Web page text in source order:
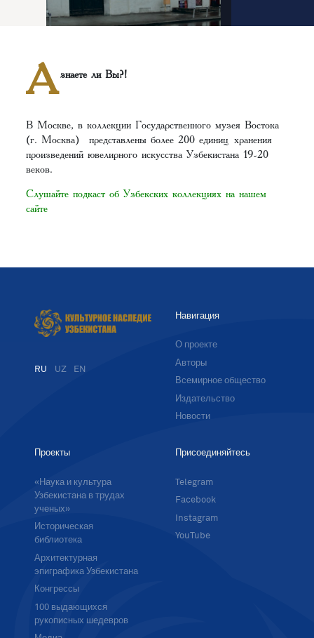
А знаете ли Вы?!
В Москве, в коллекции Государственного музея Востока
(г. Москва) представлены более 200 единиц хранения
произведений ювелирного искусства Узбекистана 19-20
веков.
Слушайте подкаст об Узбекских коллекциях на нашем
сайте
RU UZ EN
Навигация
О проекте
Авторы
Всемирное общество
Издательство
Новости
Проекты
«Наука и культура
Узбекистана в трудах
ученых»
Историческая
библиотека
Архитектурная
эпиграфика Узбекистана
Конгрессы
100 выдающихся
рукописных шедевров
Присоединяйтесь
Telegram
Facebook
Instagram
YouTube